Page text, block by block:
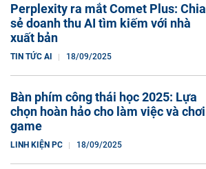
Perplexity ra mắt Comet Plus: Chia
sẻ doanh thu AI tìm kiếm với nhà
xuất bản
TIN TỨC AI 18/09/2025
Bàn phím công thái học 2025: Lựa
chọn hoàn hảo cho làm việc và chơi
game
LINH KIỆN PC 18/09/2025